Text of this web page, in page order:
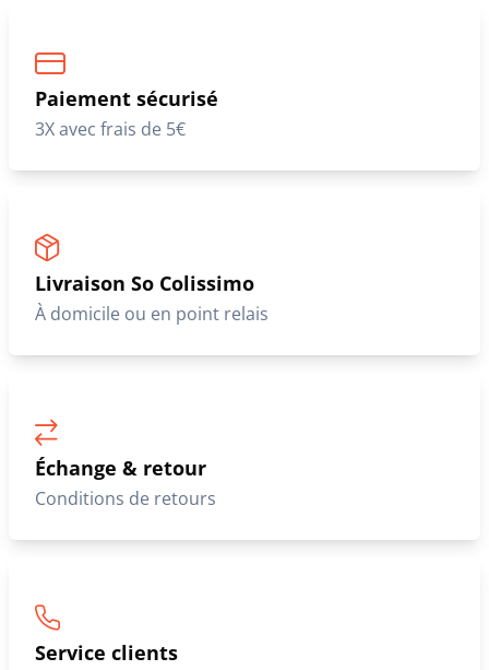
Paiement sécurisé
3X avec frais de 5€
Livraison So Colissimo
À domicile ou en point relais
Échange & retour
Conditions de retours
Service clients